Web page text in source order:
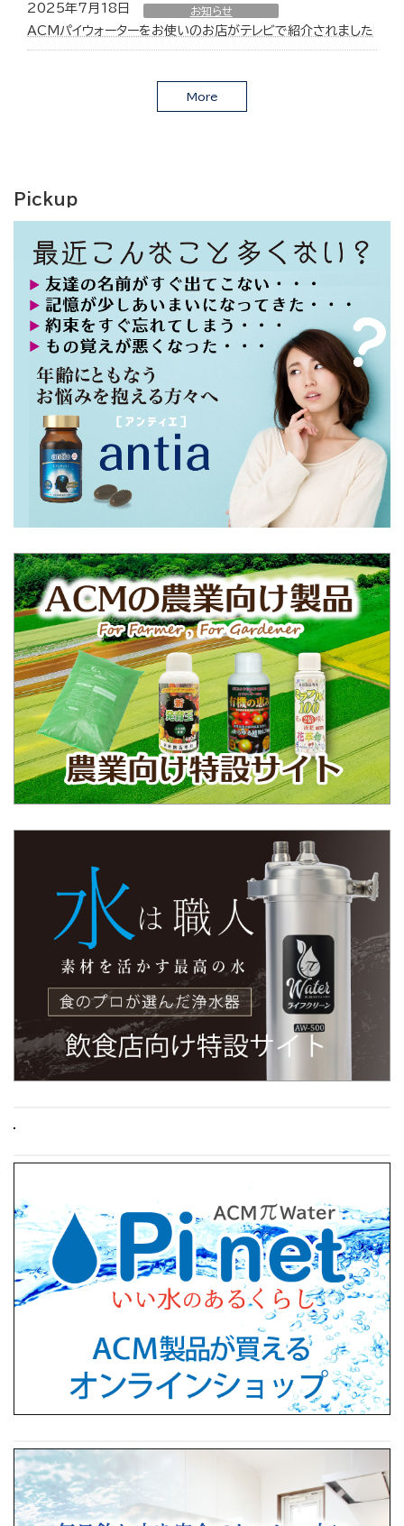
2025年7月18日 お知らせ
ACMパイウォーターをお使いのお店がテレビで紹介されました
More
Pickup